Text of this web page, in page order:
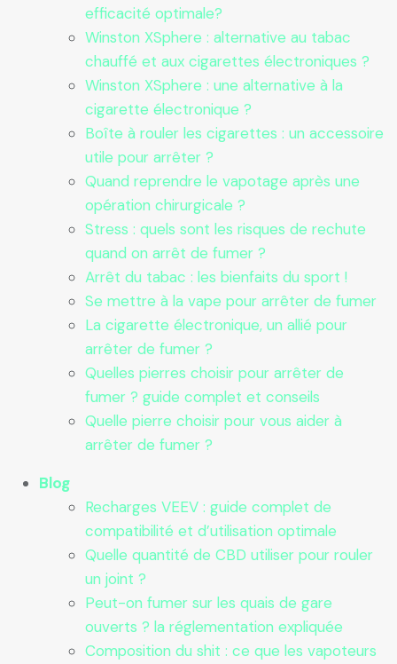
efficacité optimale?
Winston XSphere : alternative au tabac
chauffé et aux cigarettes électroniques ?
Winston XSphere : une alternative à la
cigarette électronique ?
Boîte à rouler les cigarettes : un accessoire
utile pour arrêter ?
Quand reprendre le vapotage après une
opération chirurgicale ?
Stress : quels sont les risques de rechute
quand on arrêt de fumer ?
Arrêt du tabac : les bienfaits du sport !
Se mettre à la vape pour arrêter de fumer
La cigarette électronique, un allié pour
arrêter de fumer ?
Quelles pierres choisir pour arrêter de
fumer ? guide complet et conseils
Quelle pierre choisir pour vous aider à
arrêter de fumer ?
Blog
Recharges VEEV : guide complet de
compatibilité et d’utilisation optimale
Quelle quantité de CBD utiliser pour rouler
un joint ?
Peut-on fumer sur les quais de gare
ouverts ? la réglementation expliquée
Composition du shit : ce que les vapoteurs